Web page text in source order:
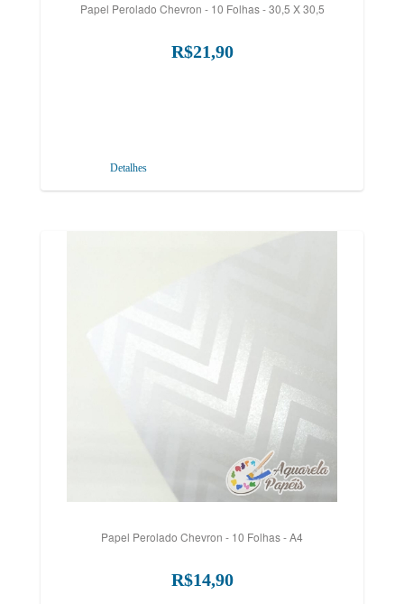
Papel Perolado Chevron - 10 Folhas - 30,5 X 30,5
R$21,90
Detalhes
Papel Perolado Chevron - 10 Folhas - A4
R$14,90